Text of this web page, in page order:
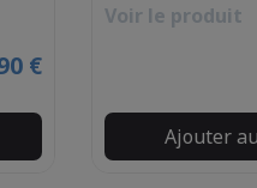
€
Voir le produit
Ajouter